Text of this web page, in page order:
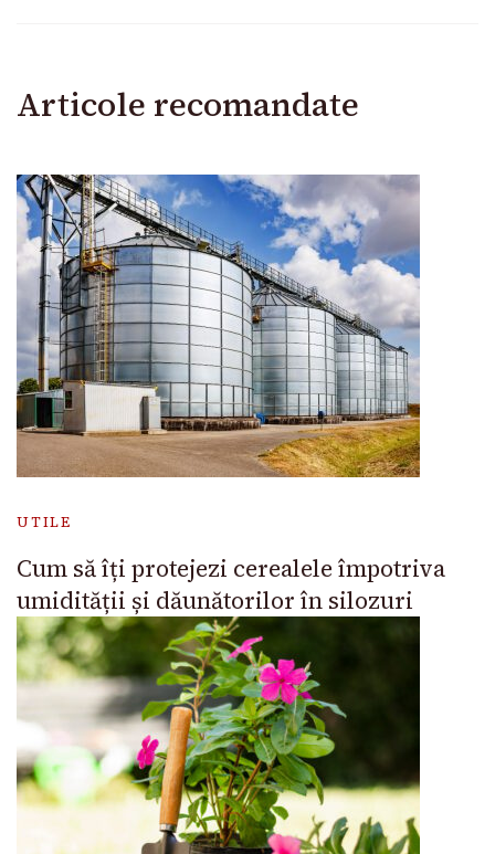
Articole recomandate
UTILE
Cum să îți protejezi cerealele împotriva
umidității și dăunătorilor în silozuri